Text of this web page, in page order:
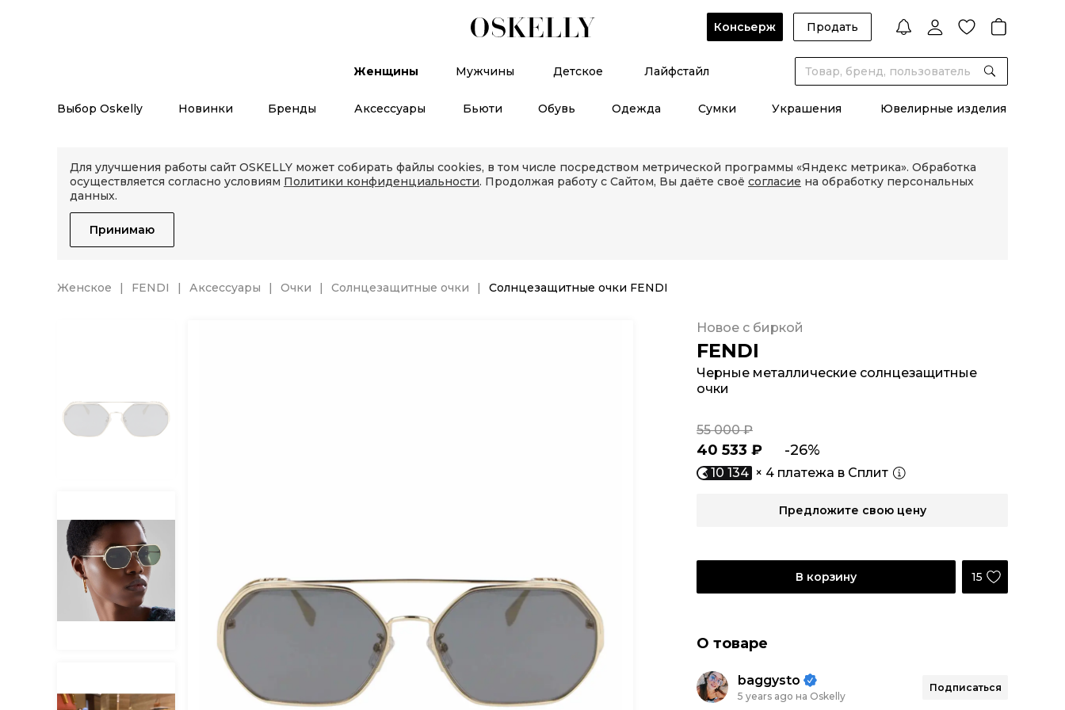
Консьерж Продать
Женщины Мужчины Детское Лайфстайл
Выбор Oskelly Новинки Бренды Аксессуары Бьюти Обувь Одежда Сумки Украшения Ювелирные изделия
Для улучшения работы сайт OSKELLY может собирать файлы cookies, в том числе посредством метрической программы «Яндекс метрика». Обработка
осуществляется согласно условиям Политики конфиденциальности. Продолжая работу с Сайтом, Вы даёте своё согласие на обработку персональных
данных.
Принимаю
Женское FENDI Аксессуары Очки Солнцезащитные очки Солнцезащитные очки FENDI
FENDI
Черные металлические солнцезащитные
очки
Новое с биркой
40 533 ₽ -26%
55 000 ₽
10 134 × 4 платежа в Сплит
Предложите свою цену
В корзину 15
О товаре
baggysto
5 years ago на Oskelly
Подписаться